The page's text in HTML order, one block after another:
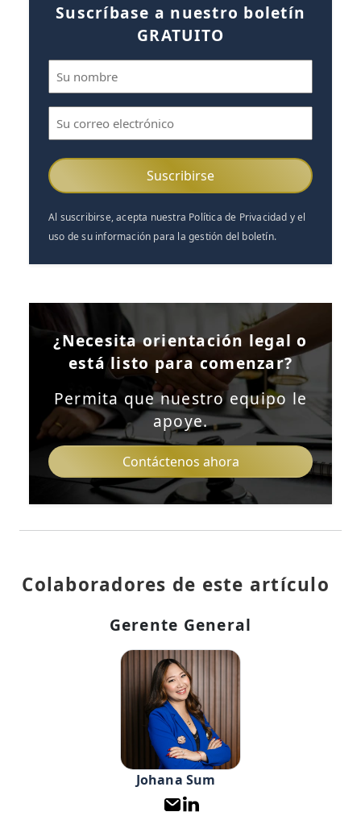
Suscríbase a nuestro boletín
GRATUITO
(Obligatorio)
Al suscribirse, acepta nuestra Política de Privacidad y el
uso de su información para la gestión del boletín.
¿Necesita orientación legal o
está listo para comenzar?
Permita que nuestro equipo le
apoye.
Contáctenos ahora
Colaboradores de este artículo
Gerente General
Johana Sum